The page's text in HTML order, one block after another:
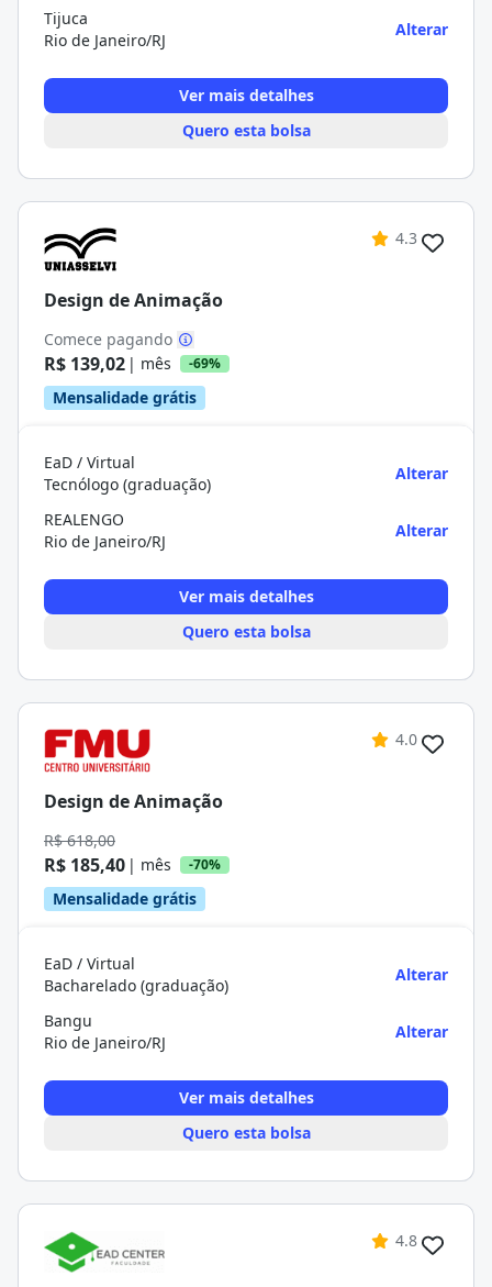
Tijuca
Rio de Janeiro/RJ
Alterar
Ver mais detalhes
Quero esta bolsa
4.3
Design de Animação
Comece pagando
R$ 139,02 | mês -69%
Mensalidade grátis
EaD / Virtual
Tecnólogo (graduação)
Alterar
REALENGO
Rio de Janeiro/RJ
Alterar
Ver mais detalhes
Quero esta bolsa
4.0
Design de Animação
R$ 618,00
R$ 185,40 | mês -70%
Mensalidade grátis
EaD / Virtual
Bacharelado (graduação)
Alterar
Bangu
Rio de Janeiro/RJ
Alterar
Ver mais detalhes
Quero esta bolsa
4.8